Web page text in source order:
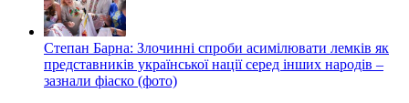
Степан Барна: Злочинні спроби асимілювати лемків як
представників української нації серед інших народів –
зазнали фіаско (фото)